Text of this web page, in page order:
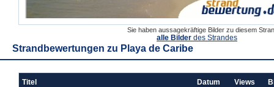
Sie haben aussagekräftige Bilder zu diesem
alle Bilder des Strandes
Strandbewertungen zu Playa de Caribe
Titel Datum Views